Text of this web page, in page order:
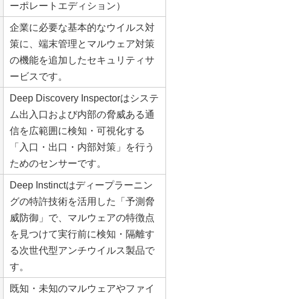
ーポレートエディション）
企業に必要な基本的なウイルス対
策に、端末管理とマルウェア対策
の機能を追加したセキュリティサ
ービスです。
Deep Discovery Inspectorはシステ
ム出入口および内部の脅威ある通
信を広範囲に検知・可視化する
「入口・出口・内部対策」を行う
ためのセンサーです。
Deep Instinctはディープラーニン
グの特許技術を活用した「予測脅
威防御」で、マルウェアの特徴点
を見つけて実行前に検知・隔離す
る次世代型アンチウイルス製品で
す。
既知・未知のマルウェアやファイ